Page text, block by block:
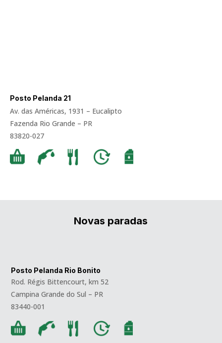
Posto Pelanda 21
Av. das Américas, 1931 – Eucalipto
Fazenda Rio Grande – PR
83820-027
Novas paradas
Posto Pelanda Rio Bonito
Rod. Régis Bittencourt, km 52
Campina Grande do Sul – PR
83440-001